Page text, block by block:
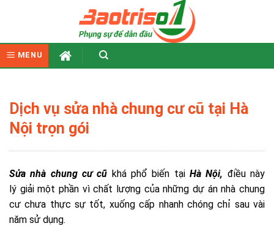
MENU
Dịch vụ sửa nhà chung cư cũ tại Hà
Nội trọn gói
Sửa nhà chung cư cũ khá phổ biến tạiHà Nội, điều này
lý giải một phần vì chất lượng của những dự án nhà chung
cư chưa thực sự tốt, xuống cấp nhanh chóng chỉ sau vài
năm sử dụng.